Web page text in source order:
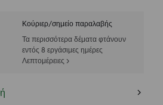
Κούριερ/σημείο παραλαβής
Τα περισσότερα δέματα φτάνουν
εντός 8 εργάσιμες ημέρες
Λεπτομέρειες >